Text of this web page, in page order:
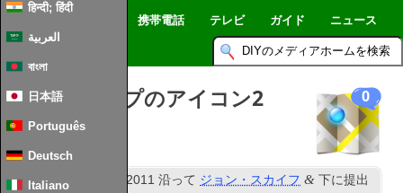
हिन्दी; हिंदी
العربية
বাংলা
日本語
Português
Deutsch
Italiano
携帯電話 テレビ ガイド ニュース
0
Googleマップのアイコン2
公開済み12 11月 2011 沿って ジョン・スカイフ & 下に提出